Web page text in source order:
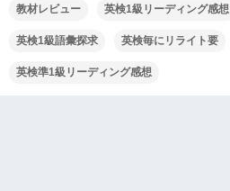
教材レビュー 英検1級リーディング感想
英検1級語彙探求 英検毎にリライト要
英検準1級リーディング感想